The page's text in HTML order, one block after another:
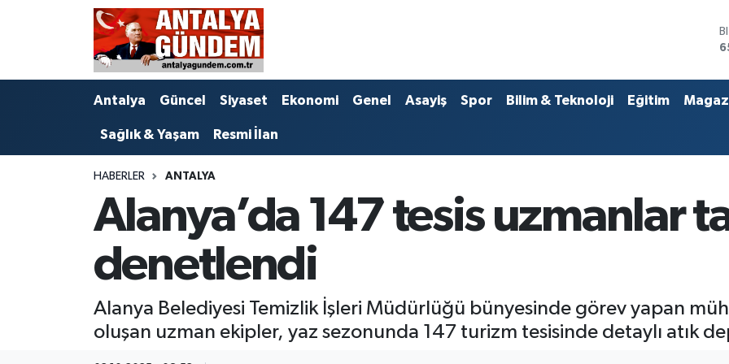
Antalya Güncel Siyaset Ekonomi Genel Asayiş Spor Bilim & Teknoloji Eğitim
Sağlık & Yaşam Resmi İlan
HABERLER ANTALYA
Alanya’da 147 tesis uzmanlar
denetlendi
Alanya Belediyesi Temizlik İşleri Müdürlüğü bünyesinde görev yapan
oluşan uzman ekipler, yaz sezonunda 147 turizm tesisinde detaylı atık
Antalya
Bilim & Teknoloji
EĞİTİM
Ekonomi
Antalya Nöbetçi Eczaneler
Antalya Hava Durumu
Antalya Namaz Vakitleri
Süper Lig Puan Durumu ve Fikstür
Tüm Manşetler
Son Dakika Haberleri